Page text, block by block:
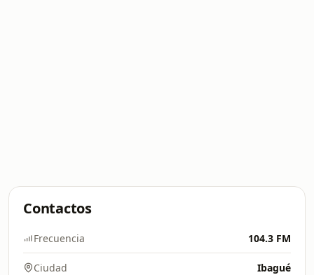
Contactos
Frecuencia 104.3 FM
Ciudad Ibagué